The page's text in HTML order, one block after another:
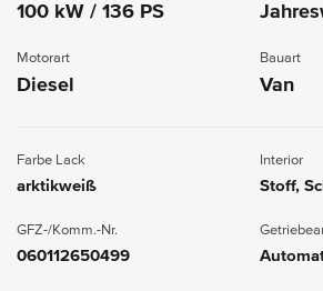
100 kW / 136 PS
Motorart
Diesel
Bauart
Van
Farbe Lack
arktikweiß
Interior
Stoff,
GFZ-/Komm.-Nr.
060112650499